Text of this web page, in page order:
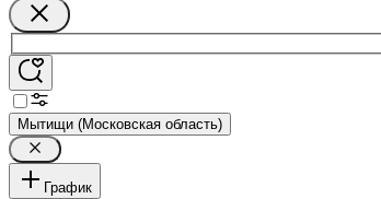
Мытищи (Московская область)
График